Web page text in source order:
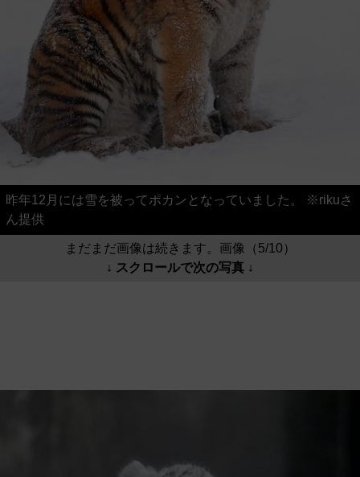
昨年12月には雪を被ってポカンとなっていました。 ※rikuさ
ん提供
まだまだ画像は続きます。画像（5/10）
↓ スクロールで次の写真 ↓